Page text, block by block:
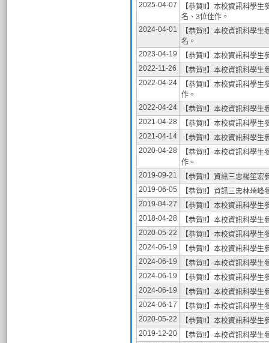
2025-04-07
【恭賀!!】本校資訊科學
名、3位佳作。
2024-04-01
【恭賀!!】本校資訊科學
名。
2023-04-19
【恭賀!!】本校資訊科學
2022-11-26
【恭賀!!】本校資訊科學
2022-04-24
【恭賀!!】本校資訊科學
作。
2022-04-24
【恭賀!!】本校資訊科學
2021-04-28
【恭賀!!】本校資訊科學
2021-04-14
【恭賀!!】本校資訊科學
2020-04-28
【恭賀!!】本校資訊科學
作。
2019-09-21
【恭賀!!】資訊三忠楊笙
2019-06-05
【恭賀!!】資訊三忠林琦
2019-04-27
【恭賀!!】本校資訊科學
2018-04-28
【恭賀!!】本校資訊科學
2020-05-22
【恭賀!!】本校資訊科學
2024-06-19
【恭賀!!】本校資訊科學
2024-06-19
【恭賀!!】本校資訊科學
2024-06-19
【恭賀!!】本校資訊科學
2024-06-19
【恭賀!!】本校資訊科學
2024-06-17
【恭賀!!】本校資訊科學
2020-05-22
【恭賀!!】本校資訊科學
2019-12-20
【恭賀!!】本校資訊科學